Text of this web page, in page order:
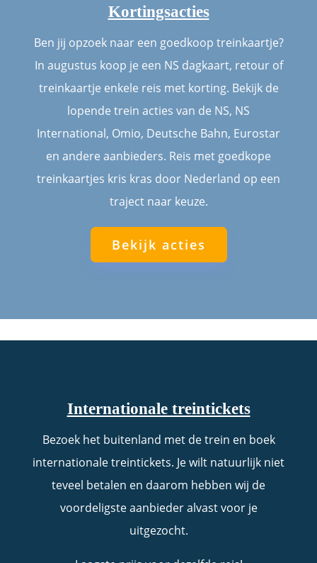
Kortingsacties
Ben jij opzoek naar een goedkoop treinkaartje?
In augustus koop je een NS dagkaart, retour of
treinkaartje enkele reis met korting. Bekijk de
lopende trein acties van de NS, NS
International, Omio, Deutsche Bahn, Eurostar
en andere aanbieders. Reis met goedkope
treinkaartjes kris kras door Nederland op een
traject naar keuze.
Bekijk acties
Internationale treintickets
Bezoek het buitenland met de trein en boek
internationale treintickets. Je wilt natuurlijk niet
teveel betalen en daarom hebben wij de
voordeligste aanbieder alvast voor je
uitgezocht.